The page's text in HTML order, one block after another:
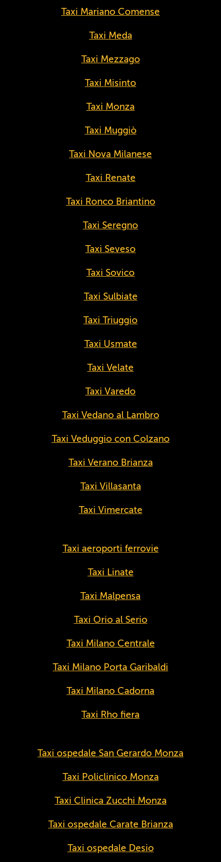
Taxi Mariano Comense
Taxi Meda
Taxi Mezzago
Taxi Misinto
Taxi Monza
Taxi Muggiò
Taxi Nova Milanese
Taxi Renate
Taxi Ronco Briantino
Taxi Seregno
Taxi Seveso
Taxi Sovico
Taxi Sulbiate
Taxi Triuggio
Taxi Usmate
Taxi Velate
Taxi Varedo
Taxi Vedano al Lambro
Taxi Veduggio con Colzano
Taxi Verano Brianza
Taxi Villasanta
Taxi Vimercate
Taxi aeroporti ferrovie
Taxi Linate
Taxi Malpensa
Taxi Orio al Serio
Taxi Milano Centrale
Taxi Milano Porta Garibaldi
Taxi Milano Cadorna
Taxi Rho fiera
Taxi ospedale San Gerardo Monza
Taxi Policlinico Monza
Taxi Clinica Zucchi Monza
Taxi ospedale Carate Brianza
Taxi ospedale Desio